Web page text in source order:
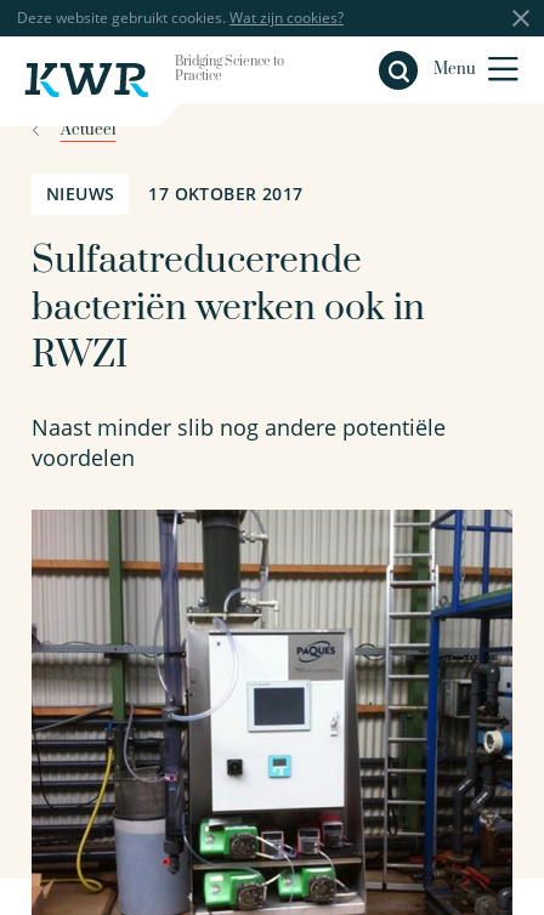
Deze website gebruikt cookies. Wat zijn cookies?
Bridging Science to
Practice
Menu
Sluiten
Actueel
NIEUWS 17 OKTOBER 2017
Sulfaatreducerende
bacteriën werken ook in
RWZI
Naast minder slib nog andere potentiële
voordelen